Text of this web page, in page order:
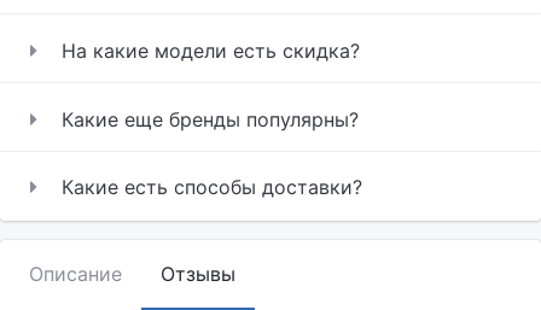
На какие модели есть скидка?
Какие еще бренды популярны?
Какие есть способы доставки?
Описание Отзывы